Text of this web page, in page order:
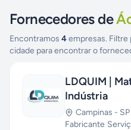
Fornecedores de
Encontramos 4empresas. Filtre
cidade para encontrar o
LDQUIM |
Indústria
Campinas - SP
Fabricante·